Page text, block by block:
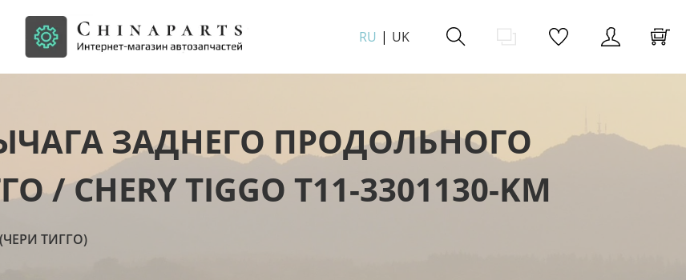
RU UK
ЗАДНЕГО ПРОДОЛЬНОГО
/ CHERY TIGGO T11-3301130-KM
(ЧЕРИ ТИГГО)